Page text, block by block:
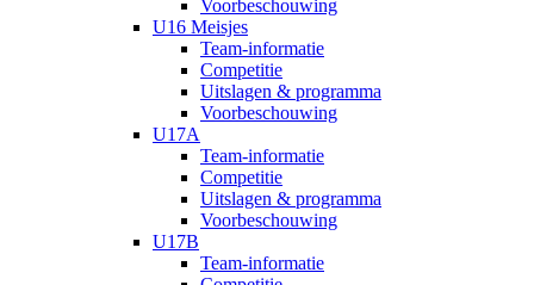
Voorbeschouwing
U16 Meisjes
Team-informatie
Competitie
Uitslagen & programma
Voorbeschouwing
U17A
Team-informatie
Competitie
Uitslagen & programma
Voorbeschouwing
U17B
Team-informatie